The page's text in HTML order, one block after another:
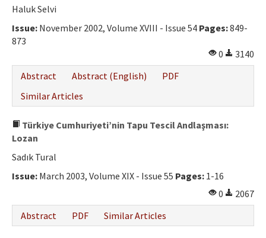
Haluk Selvi
Issue: November 2002, Volume XVIII - Issue 54 Pages:849-
873
0
3140
Abstract
Abstract (English)
PDF
Similar Articles
Türkiye Cumhuriyeti’nin Tapu Tescil Andlaşması:
Lozan
Sadık Tural
Issue: March 2003, Volume XIX - Issue 55 Pages: 1-16
0
2067
Abstract
PDF Similar Articles